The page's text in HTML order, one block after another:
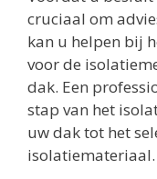
cruciaal om
kan u helpen bij
voor de
dak. Een
stap van het
uw dak tot het
isolatiemateriaal.